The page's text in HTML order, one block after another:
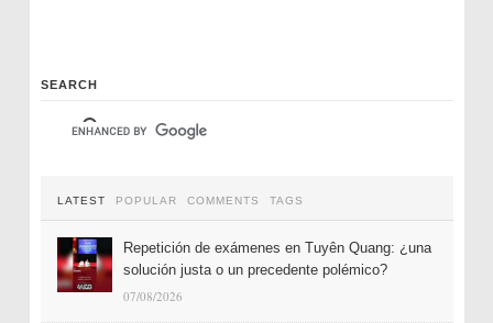
SEARCH
LATEST POPULAR COMMENTS TAGS
Repetición de exámenes en Tuyên Quang: ¿una
solución justa o un precedente polémico?
07/08/2026